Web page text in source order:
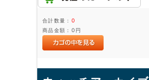
合計数量： 0
商品金額： 0円